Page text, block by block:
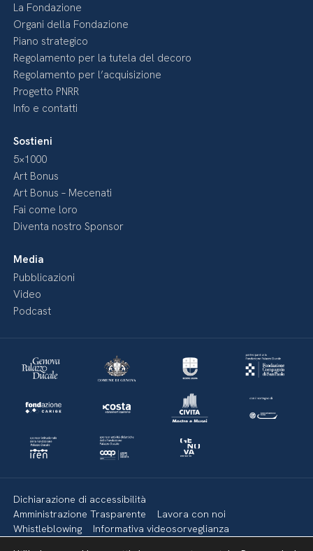
La Fondazione
Organi della Fondazione
Piano strategico
Regolamento per la tutela del decoro
Regolamento per l’acquisizione
Progetto PNRR
Info e contatti
Sostieni
5×1000
Art Bonus
Art Bonus – Mecenati
Fai come loro
Diventa nostro Sponsor
Media
Pubblicazioni
Video
Podcast
Dichiarazione di accessibilità
Amministrazione Trasparente
Lavora con noi
Whistleblowing
Informativa videosorveglianza